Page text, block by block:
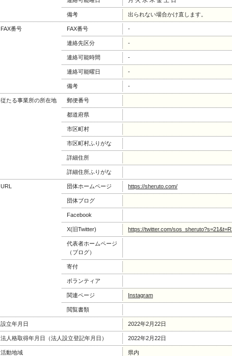
備考 出られない場合かけ直します。
FAX番号 FAX番号 -
連絡先区分 -
連絡可能時間 -
連絡可能曜日 -
備考 -
従たる事業所の所在地 郵便番号
都道府県
市区町村
市区町村ふりがな
詳細住所
詳細住所ふりがな
URL 団体ホームページ https://sheruto.com/
団体ブログ
Facebook
X(旧Twitter) https://twitter.com/
代表者ホームページ
（ブログ）
寄付
ボランティア
関連ページ Instagram
閲覧書類
設立年月日 2022年2月22日
法人格取得年月日（法人設立登記年月日） 2022年2月22日
活動地域 県内